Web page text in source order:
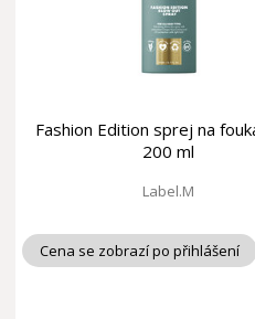
Fashion Edition sprej na
200 ml
Label.M
Cena se zobrazí po přihlášení